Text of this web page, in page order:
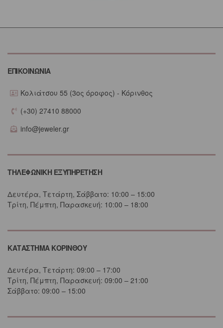
ΕΠΙΚΟΙΝΩΝΙΑ
Κολιάτσου 55 (3ος όροφος) - Κόρινθος
(+30) 27410 88000
info@jeweler.gr
ΤΗΛΕΦΩΝΙΚΗ ΕΞΥΠΗΡΕΤΗΣΗ
Δευτέρα, Τετάρτη, Σάββατο: 10:00 – 15:00
Τρίτη, Πέμπτη, Παρασκευή: 10:00 – 18:00
ΚΑΤΑΣΤΗΜΑ ΚΟΡΙΝΘΟΥ
Δευτέρα, Τετάρτη: 09:00 – 17:00
Τρίτη, Πέμπτη, Παρασκευή: 09:00 – 21:00
Σάββατο: 09:00 – 15:00